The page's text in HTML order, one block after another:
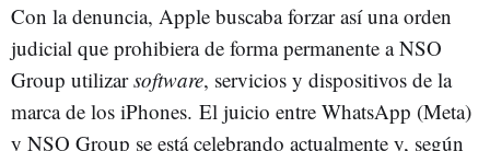
Con la denuncia, Apple buscaba forzar así una orden
judicial que prohibiera de forma permanente a NSO
Group utilizarsoftware, servicios y dispositivos de la
marca de los iPhones. El juicio entre WhatsApp (Meta)
y NSO Group se está celebrando actualmente y, según